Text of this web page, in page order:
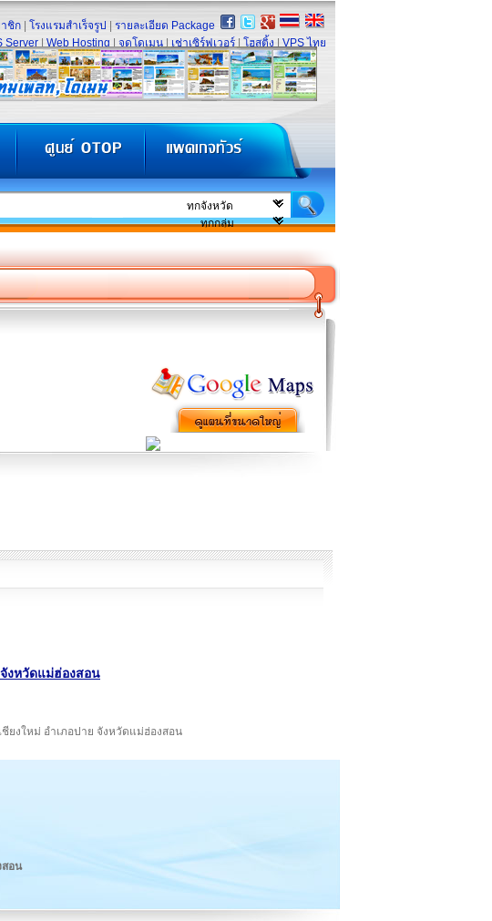
ชิก โรงแรมสำเร็จรูป
รายละเอียด Package
Server Web Hosting จดโดเมน เช่าเซิร์ฟเวอร์ โฮสติ้ง VPS ไทย
งหวัดแม่ฮ่องสอน
ยงใหม่ อำเภอปาย จังหวัดแม่ฮ่องสอน
อน